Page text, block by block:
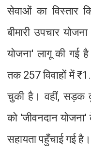
सेवाओं का विस्तार
बीमारी उपचार
योजना' लागू की गई
तक 257 विवाहों में
चुकी है। वहीं, सड़क
को 'जीवनदान
सहायता पहुँचाई गई है।